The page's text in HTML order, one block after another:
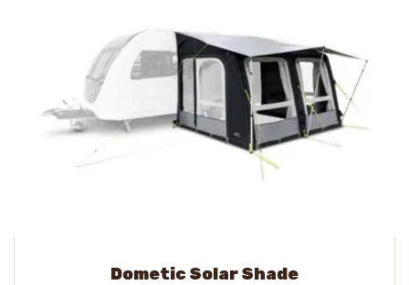
Dometic Solar Shade